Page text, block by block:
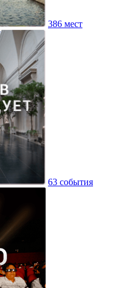
386 мест
63 события